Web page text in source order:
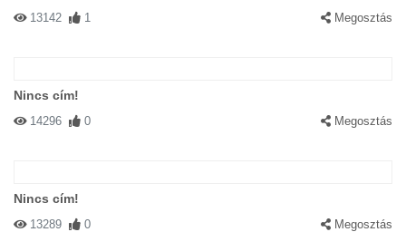
13142 1 Megosztás
Nincs cím!
14296 0 Megosztás
Nincs cím!
13289 0 Megosztás